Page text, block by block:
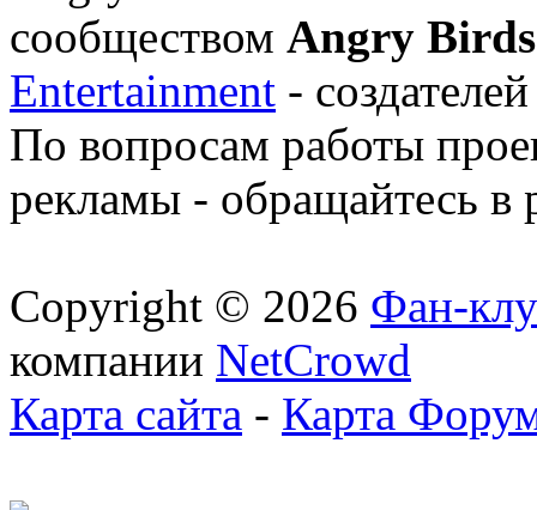
сообществом Angry Birds
Entertainment -
По вопросам работы
рекламы - обращайтесь в
Copyright © 2026 Фан-
компании NetCrowd
Карта сайта - Карта